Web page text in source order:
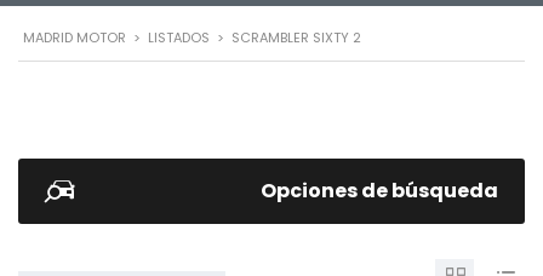
MADRID MOTOR > LISTADOS > SCRAMBLER SIXTY 2
Opciones de búsqueda